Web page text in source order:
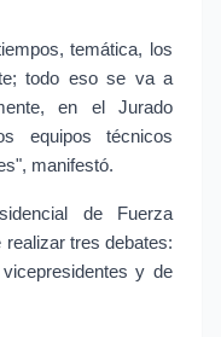
temática, los
todo eso se va a
en el Jurado
equipos técnicos
manifestó.
de Fuerza
realizar tres debates:
y de